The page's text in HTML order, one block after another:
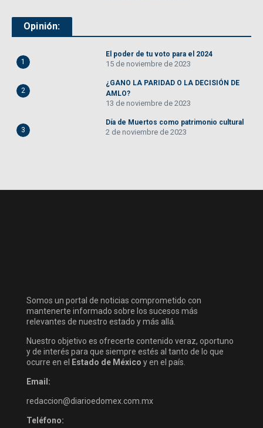
Opinión:
1
El poder de tu voto para el 2024
15 de noviembre de 2023
2
¿GANO LA PARIDAD O LA DECISIÓN DE
AMLO?
13 de noviembre de 2023
3
Día de Muertos como patrimonio cultural
2 de noviembre de 2023
Somos un portal de noticias comprometido con
mantenerte informado sobre los sucesos más
relevantes de nuestro estado y más allá.
Nuestro objetivo es ofrecerte contenido veraz, oportuno
y de interés para que siempre estés al tanto de lo que
ocurre en el
Estado de México y en el país.
Email:
redaccion@diarioedomex.com.mx
Teléfono: